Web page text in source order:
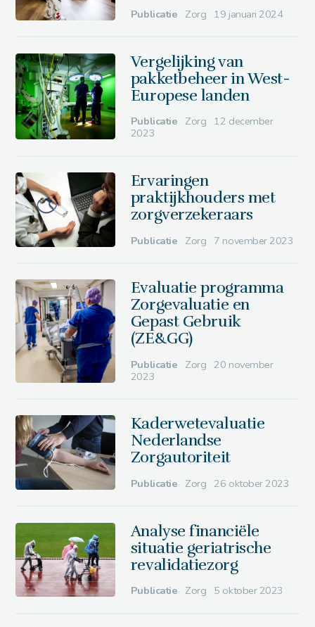
Publicatie Zorg 19 januari 2024
Vergelijking van
pakketbeheer in West-
Europese landen
Publicatie Zorg 12 december
2023
Ervaringen
praktijkhouders met
zorgverzekeraars
Publicatie Zorg 7 november 2023
Evaluatie programma
Zorgevaluatie en
Gepast Gebruik
(ZE&GG)
Publicatie Zorg 20 november
2023
Kaderwetevaluatie
Nederlandse
Zorgautoriteit
Publicatie Zorg 26 oktober 2023
Analyse financiële
situatie geriatrische
revalidatiezorg
Publicatie Zorg 5 oktober 2023